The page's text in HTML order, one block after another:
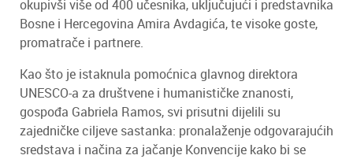
okupivši više od 400 učesnika, uključujući i predstavnika
Bosne i Hercegovina Amira Avdagića, te visoke goste,
promatrače i partnere.
Kao što je istaknula pomoćnica glavnog direktora
UNESCO-a za društvene i humanističke znanosti,
gospođa Gabriela Ramos, svi prisutni dijelili su
zajedničke ciljeve sastanka: pronalaženje odgovarajućih
sredstava i načina za jačanje Konvencije kako bi se